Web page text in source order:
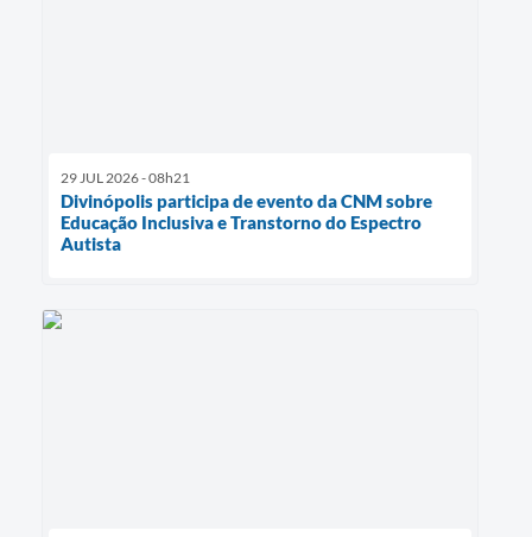
29 JUL 2026 - 08h21
Divinópolis participa de evento da CNM sobre
Educação Inclusiva e Transtorno do Espectro
Autista